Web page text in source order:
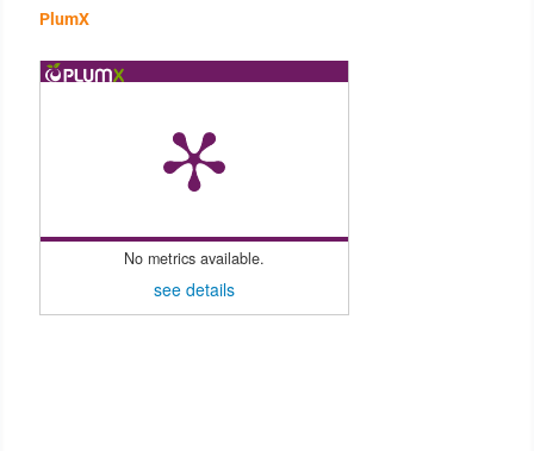
PlumX
No metrics available.
see details